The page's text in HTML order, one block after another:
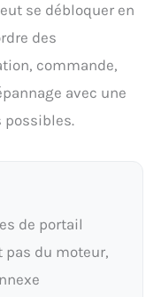
se débloquer en
des
commande,
avec une
possibles.
de portail
pas du moteur,